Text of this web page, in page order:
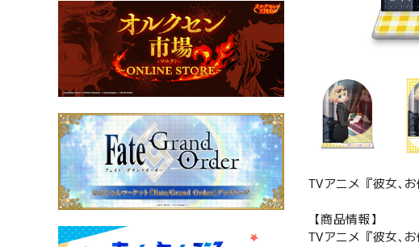
TVアニメ『彼女､
【商品情報】
TVアニメ『彼女､